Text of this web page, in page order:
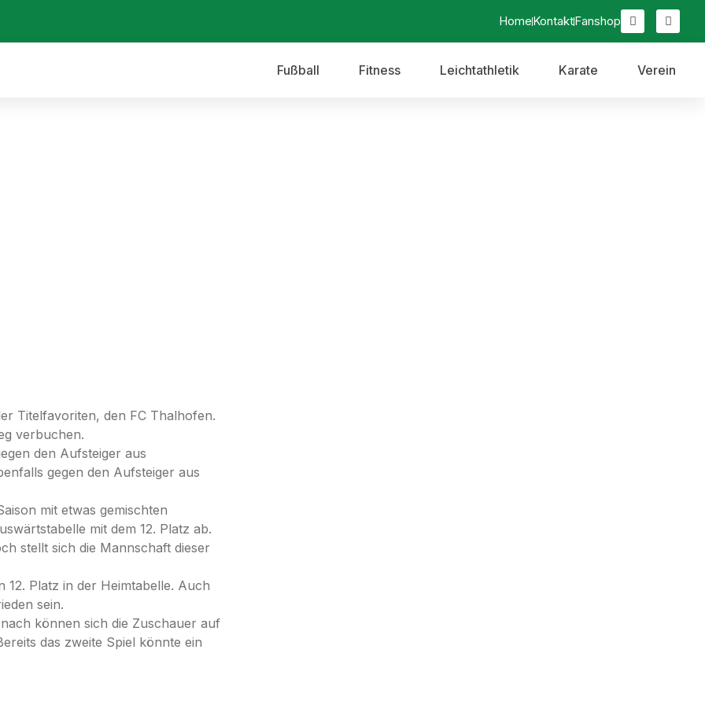
HomeKontaktFanshop
Fußball Fitness Leichtathletik Karate Verein
Titelfavoriten, den FC Thalhofen.
verbuchen.
den Aufsteiger aus
gegen den Aufsteiger aus
mit etwas gemischten
mit dem 12. Platz ab.
stellt sich die Mannschaft dieser
Platz in der Heimtabelle. Auch
sein.
können sich die Zuschauer auf
das zweite Spiel könnte ein